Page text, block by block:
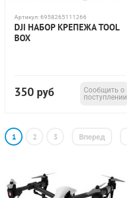
Артикул:6958265111266
DJI НАБОР КРЕПЕЖА TOOL
BOX
350 руб
Сообщить о
поступлении
1 2 3 Вперед